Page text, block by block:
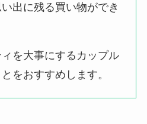
出に残る買い物ができ
を大事にするカップル
をおすすめします。